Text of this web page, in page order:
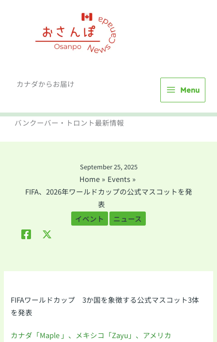
カナダからお届け
Menu
バンクーバー・トロント最新情報
September 25, 2025
Home
Events
FIFA、2026年ワールドカップの公式マスコットを発
表
イベント
ニュース
FIFAワールドカップ 3か国を象徴する公式マスコット3体
を発表
カナダ「Maple 」、メキシコ「Zayu」、アメリカ